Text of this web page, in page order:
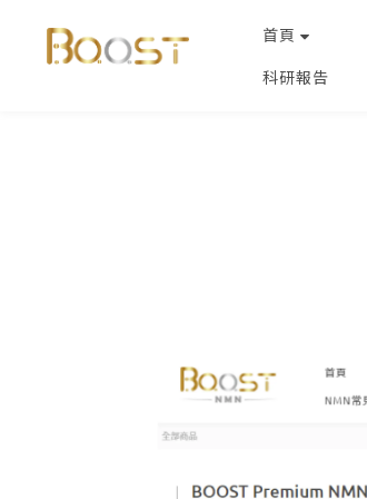
首頁
科研報告